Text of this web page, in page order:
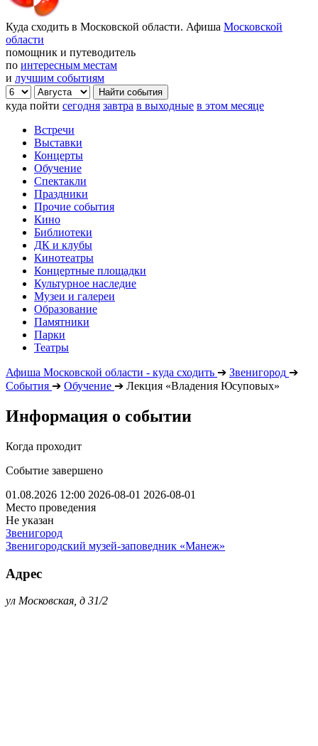
Куда сходить в Московской области. Афиша Московской
области
помощник и путеводитель
по интересным местам
и лучшим событиям
куда пойти сегодня завтра в выходные в этом месяце
Встречи
Выставки
Концерты
Обучение
Спектакли
Праздники
Прочие события
Кино
Библиотеки
ДК и клубы
Кинотеатры
Концертные площадки
Культурное наследие
Музеи и галереи
Образование
Памятники
Парки
Театры
Афиша Московской области - куда сходить ➔ Звенигород ➔
События ➔ Обучение ➔ Лекция «Владения Юсуповых»
Информация о событии
Когда проходит
Событие завершено
01.08.2026 12:00 2026-08-01 2026-08-01
Место проведения
Не указан
Звенигород
Звенигородский музей-заповедник «Манеж»
Адрес
ул Московская, д 31/2